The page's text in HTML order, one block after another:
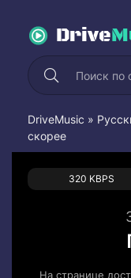
Drive
DriveMusic »
скорее
320 KBPS
На странице